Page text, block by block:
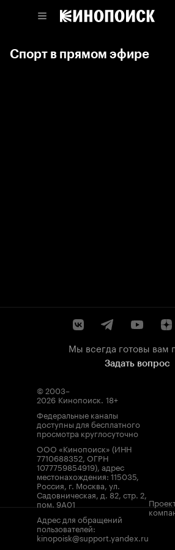
Спорт в прямом эфире
Мы всегда готовы вам
Задать вопрос
© 2003–
2026 Кинопоиск. 18+
Федеральные каналы
доступны для бесплатного
просмотра круглосуточно
ООО «Кинопоиск» (ИНН
7710688352, ОГРН
1077759854919), адрес
местонахождения: 115035,
Россия, г. Москва, ул.
Садовническая, д. 82, стр. 2,
пом. 9А01
Адрес для обращений
пользователей:
kinopoisk@support.yandex.ru